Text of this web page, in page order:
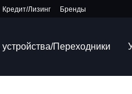
Кредит/Лизинг Бренды
Переходники